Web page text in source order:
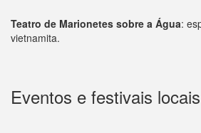
Teatro de Marionetes sobre a Água:
vietnamita.
Eventos e festivais locais